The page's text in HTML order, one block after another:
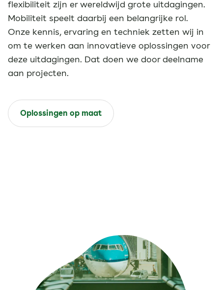
flexibiliteit zijn er wereldwijd grote uitdagingen.
Mobiliteit speelt daarbij een belangrijke rol.
Onze kennis, ervaring en techniek zetten wij in
om te werken aan innovatieve oplossingen voor
deze uitdagingen. Dat doen we door deelname
aan projecten.
Oplossingen op maat